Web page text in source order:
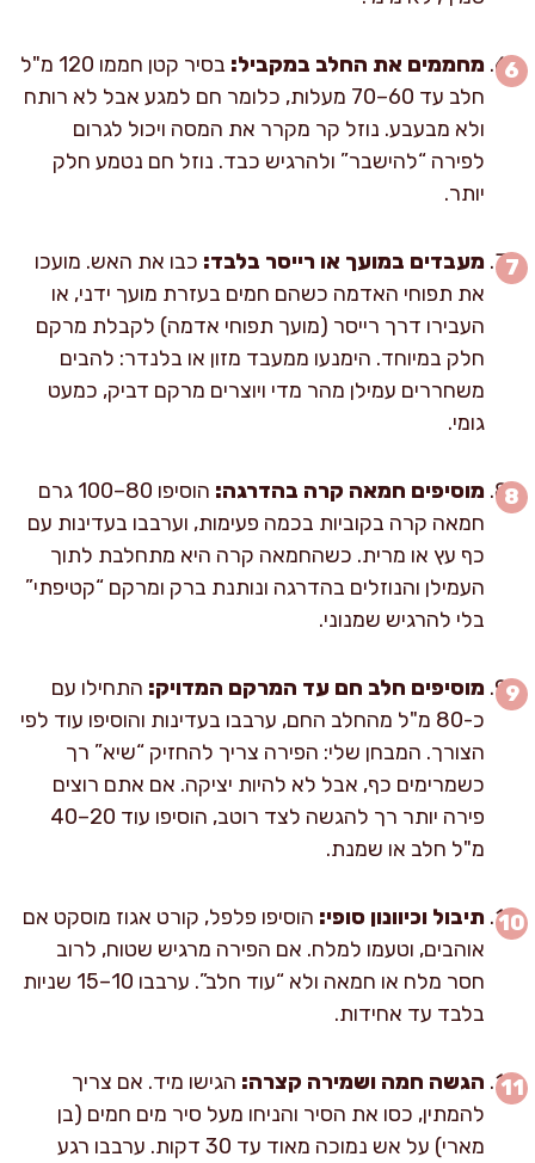
מחממים את החלב במקביל:
בסיר קטן חממו 120 מ"ל
חלב עד 60–70 מעלות, כלומר חם למגע אבל לא רותח
ולא מבעבע. נוזל קר מקרר את המסה ויכול לגרום
לפירה “להישבר” ולהרגיש כבד. נוזל חם נטמע חלק
יותר.
מעבדים במועך או רייסר בלבד: כבו את האש. מועכו
את תפוחי האדמה כשהם חמים בעזרת מועך ידני, או
העבירו דרך רייסר (מועך תפוחי אדמה) לקבלת מרקם
חלק במיוחד. הימנעו ממעבד מזון או בלנדר: להבים
משחררים עמילן מהר מדי ויוצרים מרקם דביק, כמעט
גומי.
מוסיפים חמאה קרה בהדרגה:
הוסיפו 80–100 גרם
חמאה קרה בקוביות בכמה פעימות, וערבבו בעדינות עם
כף עץ או מרית. כשהחמאה קרה היא מתחלבת לתוך
העמילן והנוזלים בהדרגה ונותנת ברק ומרקם “קטיפתי”
בלי להרגיש שמנוני.
מוסיפים חלב חם עד המרקם המדויק: התחילו עם
כ-80 מ"ל מהחלב החם, ערבבו בעדינות והוסיפו עוד לפי
הצורך. המבחן שלי: הפירה צריך להחזיק “שיא” רך
כשמרימים כף, אבל לא להיות יציקה. אם אתם רוצים
פירה יותר רך להגשה לצד רוטב, הוסיפו עוד 20–40
מ"ל חלב או שמנת.
תיבול וכיוונון סופי: הוסיפו פלפל, קורט אגוז מוסקט אם
אוהבים, וטעמו למלח. אם הפירה מרגיש שטוח, לרוב
חסר מלח או חמאה ולא “עוד חלב”. ערבבו 10–15 שניות
בלבד עד אחידות.
הגשה חמה ושמירה קצרה: הגישו מיד. אם צריך
להמתין, כסו את הסיר והניחו מעל סיר מים חמים (בן
מארי) על אש נמוכה מאוד עד 30 דקות. ערבבו רגע